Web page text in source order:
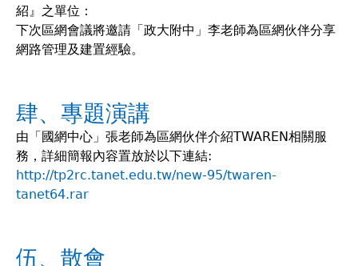
紹』之單位：
下次區網會議將邀請「政大附中」李老師為區網伙伴分享
網路管理及建置經驗。
肆、專題演講
由「國網中心」張老師為區網伙伴介紹TWAREN相關服
務，詳細簡報內容置放於以下連結:
http://tp2rc.tanet.edu.tw/new-95/twaren-
tanet64.rar
伍、散會